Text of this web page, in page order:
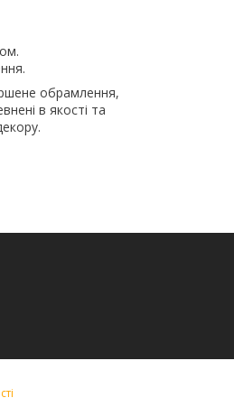
обрамлення,
в якості та